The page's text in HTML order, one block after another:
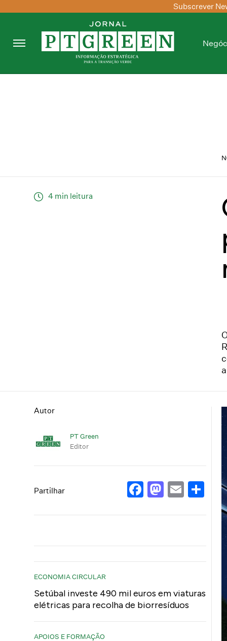
Subscrever
4 min leitura
Autor
PT Green
Editor
Partilhar Facebook
Email
ECONOMIA CIRCULAR
Setúbal investe 490 mil euros em viaturas
elétricas para recolha de biorresíduos
APOIOS E FORMAÇÃO